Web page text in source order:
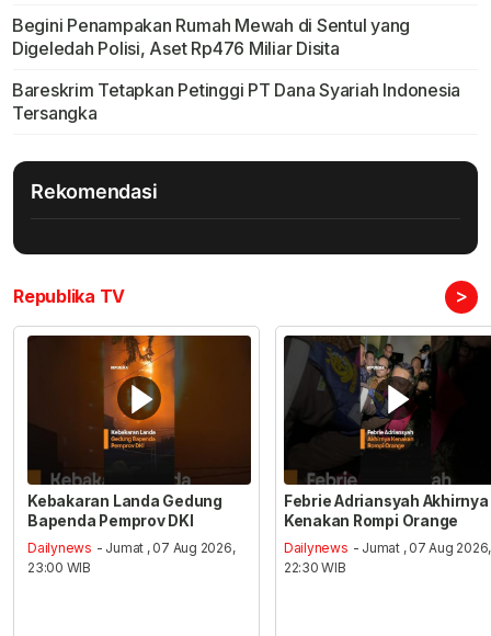
Begini Penampakan Rumah Mewah di Sentul yang
Digeledah Polisi, Aset Rp476 Miliar Disita
Bareskrim Tetapkan Petinggi PT Dana Syariah Indonesia
Tersangka
Rekomendasi
Republika TV >
Kebakaran Landa Gedung
Bapenda Pemprov DKI
Dailynews - Jumat , 07 Aug 2026,
23:00 WIB
Febrie Adriansyah Akhirnya
Kenakan Rompi Orange
Dailynews - Jumat , 07 Aug 2026,
22:30 WIB